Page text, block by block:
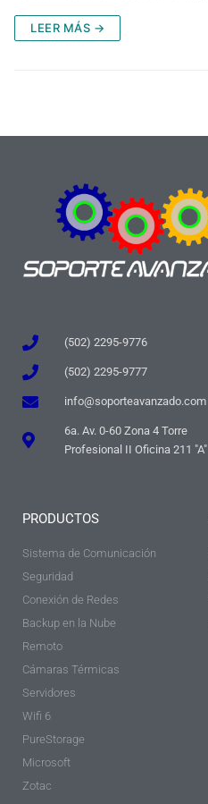
LEER MÁS →
(502) 2295-9776
(502) 2295-9777
info@soporteavanzado.com
6a. Av. 0-60 Zona 4 Torre
Profesional II Oficina 211 "A"
PRODUCTOS
Sistema de Comunicación
Seguridad
Conexión de Redes
Backup en la Nube
Remoto
Cámaras Térmicas
Servidores
Wifi 6
PureStorage
Microsoft
Zotac